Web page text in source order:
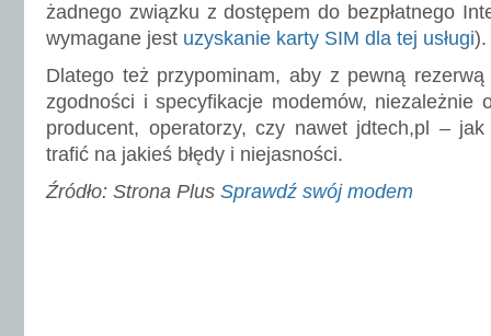
żadnego związku z dostępem do bezpłatnego
wymagane jest uzyskanie karty SIM dla tej usługi).
Dlatego też przypominam, aby z pewną
zgodności i specyfikacje modemów, niezależnie
producent, operatorzy, czy nawet jdtech,pl –
trafić na jakieś błędy i niejasności.
Źródło: Strona Plus Sprawdź swój modem